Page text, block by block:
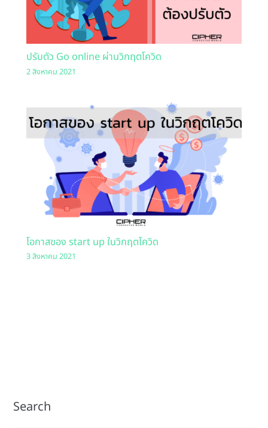
ปรับตัว Go online ผ่านวิกฤตโควิด
2 สิงหาคม 2021
โอกาสของ start up ในวิกฤตโควิด
3 สิงหาคม 2021
Search